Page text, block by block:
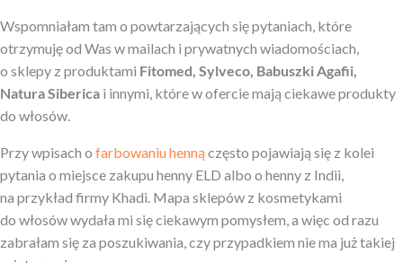
Wspomniałam tam o powtarzających się pytaniach, które
otrzymuję od Was w mailach i prywatnych wiadomościach,
o sklepy z produktami Fitomed, Sylveco, Babuszki Agafii,
Natura Siberica i innymi, które w ofercie mają ciekawe produkty
do włosów.
Przy wpisach o farbowaniu henną często pojawiają się z kolei
pytania o miejsce zakupu henny ELD albo o henny z Indii,
na przykład firmy Khadi. Mapa sklepów z kosmetykami
do włosów wydała mi się ciekawym pomysłem, a więc od razu
zabrałam się za poszukiwania, czy przypadkiem nie ma już takiej